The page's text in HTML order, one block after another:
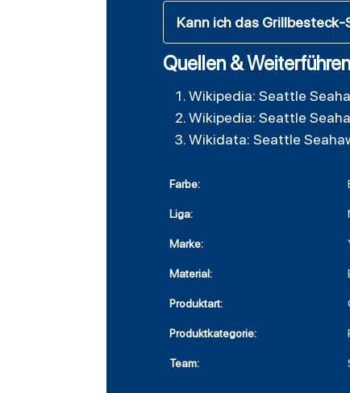
Kann ich das
Quellen &
Wikipedia: Seattle
Wikipedia: Seattle
Wikidata: Seattle
Farbe:
Liga:
Marke:
Material:
Produktart:
Produktkategorie:
Team: